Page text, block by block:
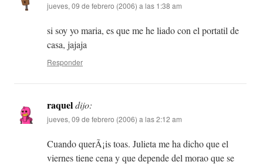
jueves, 09 de febrero (2006) a las 1:38 am
si soy yo maria, es que me he liado con el portatil de
casa, jajaja
Responder
raqueldijo:
jueves, 09 de febrero (2006) a las 2:12 am
Cuando querÃ¡is toas. Julieta me ha dicho que el
viernes tiene cena y que depende del morao que se